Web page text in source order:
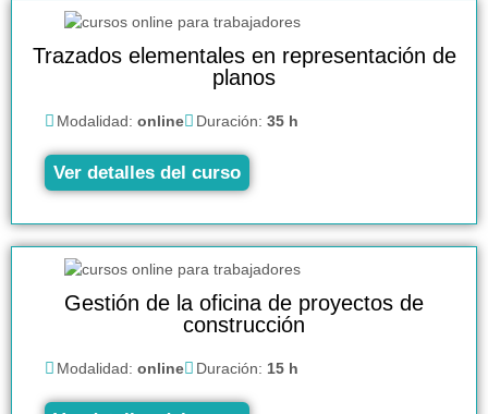
Trazados elementales en representación de
planos
Modalidad: online Duración: 35 h
Ver detalles del curso
Gestión de la oficina de proyectos de
construcción
Modalidad: online Duración: 15 h